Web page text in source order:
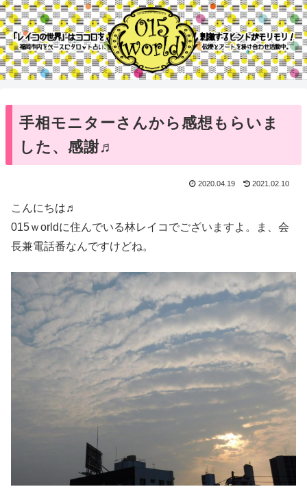
手相モニターさんから感想もらいま
した、感謝♬
2020.04.19 2021.02.10
こんにちは♬
015ｗorldに住んでいる林レイコでございますよ。ま、会
長兼電話番なんですけどね。